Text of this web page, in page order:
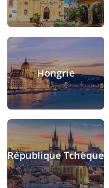
Hongrie
République Tchèque